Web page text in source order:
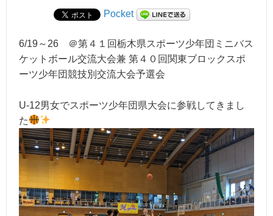
Pocket
6/19～26 ＠第４１回栃木県スポーツ少年団ミニバス
ケットボール交流大会兼 第４０回関東ブロックスポ
ーツ少年団競技別交流大会予選会
U-12男女でスポーツ少年団県大会に参戦してきまし
た